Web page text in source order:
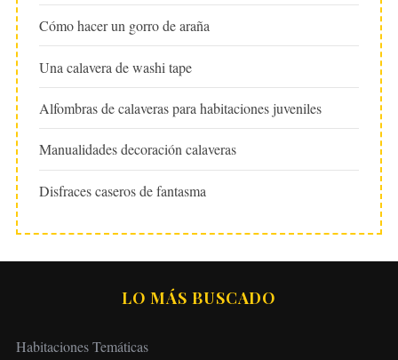
Cómo hacer un gorro de araña
Una calavera de washi tape
Alfombras de calaveras para habitaciones juveniles
Manualidades decoración calaveras
Disfraces caseros de fantasma
LO MÁS BUSCADO
Habitaciones Temáticas